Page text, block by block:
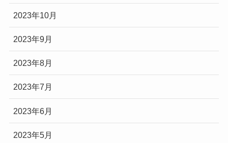
2023年10月
2023年9月
2023年8月
2023年7月
2023年6月
2023年5月